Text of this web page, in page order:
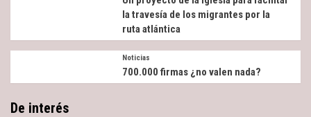
la travesía de los migrantes por la
ruta atlántica
Noticias
700.000 firmas ¿no valen nada?
De interés